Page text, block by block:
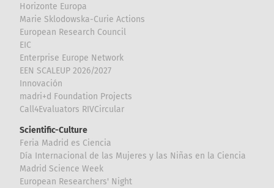
Horizonte Europa
Marie Sklodowska-Curie Actions
European Research Council
EIC
Enterprise Europe Network
EEN SCALEUP 2026/2027
Innovación
madri+d Foundation Projects
Call4Evaluators RIVCircular
Scientific-Culture
Feria Madrid es Ciencia
Día Internacional de las Mujeres y las Niñas en la Ciencia
Madrid Science Week
European Researchers' Night